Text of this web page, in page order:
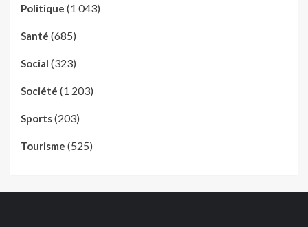
Politique (1 043)
Santé (685)
Social (323)
Société (1 203)
Sports(203)
Tourisme (525)